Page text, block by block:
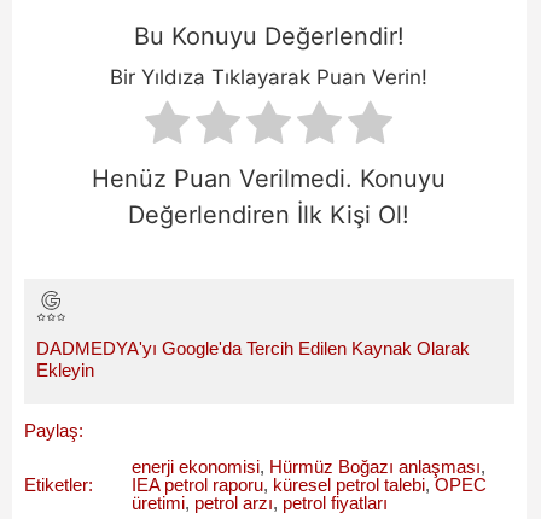
Bu Konuyu Değerlendir!
Bir Yıldıza Tıklayarak Puan Verin!
Henüz Puan Verilmedi. Konuyu
Değerlendiren İlk Kişi Ol!
DADMEDYA'yı Google'da Tercih Edilen Kaynak Olarak
Ekleyin
Paylaş:
Etiketler:
enerji ekonomisi, Hürmüz Boğazı anlaşması,
IEA petrol raporu, küresel petrol talebi,OPEC
üretimi, petrol arzı, petrol fiyatları